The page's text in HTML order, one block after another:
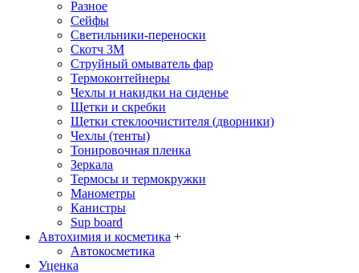
Разное
Сейфы
Светильники-переноски
Скотч 3М
Струйный омыватель фар
Термоконтейнеры
Чехлы и накидки на сиденье
Щетки и скребки
Щетки стеклоочистителя (дворники)
Чехлы (тенты)
Тонировочная пленка
Зеркалa
Термосы и термокружки
Манометры
Канистры
Sup board
Автохимия и косметика +
Автокосметика
Уценка